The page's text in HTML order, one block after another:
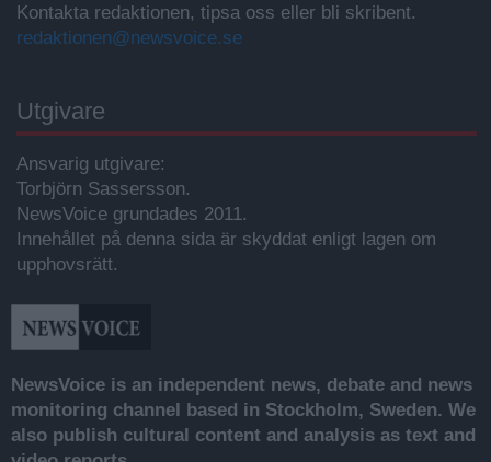
Kontakta redaktionen, tipsa oss eller bli skribent.
redaktionen@newsvoice.se
Utgivare
Ansvarig utgivare:
Torbjörn Sassersson.
NewsVoice grundades 2011.
Innehållet på denna sida är skyddat enligt lagen om
upphovsrätt.
NewsVoice is an independent news, debate and news
monitoring channel based in Stockholm, Sweden. We
also publish cultural content and analysis as text and